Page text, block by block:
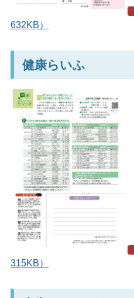
632KB）
健康らいふ
315KB）